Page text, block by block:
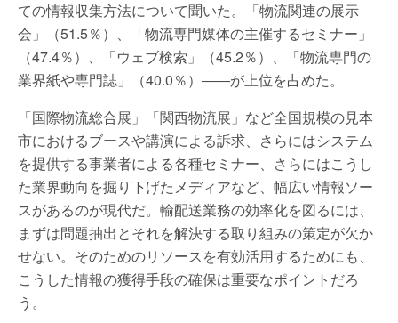
ての情報収集方法について聞いた。「物流関連の展示
会」（51.5％）、「物流専門媒体の主催するセミナー」
（47.4％）、「ウェブ検索」（45.2％）、「物流専門の
業界紙や専門誌」（40.0％）――が上位を占めた。
「国際物流総合展」「関西物流展」など全国規模の見本
市におけるブースや講演による訴求、さらにはシステム
を提供する事業者による各種セミナー、さらにはこうし
た業界動向を掘り下げたメディアなど、幅広い情報ソー
スがあるのが現代だ。輸配送業務の効率化を図るには、
まずは問題抽出とそれを解決する取り組みの策定が欠か
せない。そのためのリソースを有効活用するためにも、
こうした情報の獲得手段の確保は重要なポイントだろ
う。